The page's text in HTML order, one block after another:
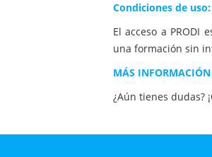
Condiciones de uso:
El acceso a
una formación sin
MÁS INFORMACIÓN
¿Aún tienes dudas?